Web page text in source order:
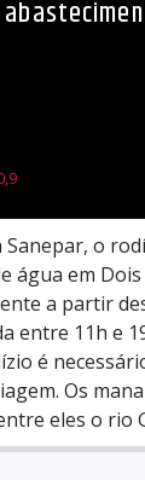
Sanepar, o
água em
a partir
entre 11h e
é
Os
eles o rio